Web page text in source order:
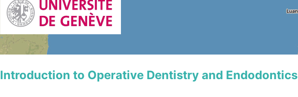
Introduction to Operative Dentistry and Endodontics